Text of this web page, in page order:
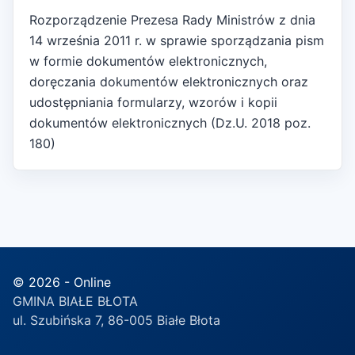
Rozporządzenie Prezesa Rady Ministrów z dnia
14 września 2011 r. w sprawie sporządzania pism
w formie dokumentów elektronicznych,
doręczania dokumentów elektronicznych oraz
udostępniania formularzy, wzorów i kopii
dokumentów elektronicznych (Dz.U. 2018 poz.
180)
© 2026 - Online
GMINA BIAŁE BŁOTA
ul. Szubińska 7, 86-005 Białe Błota